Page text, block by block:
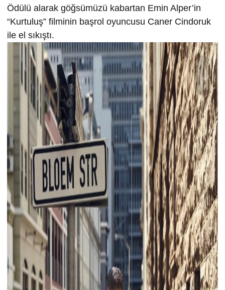
Ödülü alarak göğsümüzü kabartan Emin Alper’in
“Kurtuluş” filminin başrol oyuncusu Caner Cindoruk
ile el sıkıştı.